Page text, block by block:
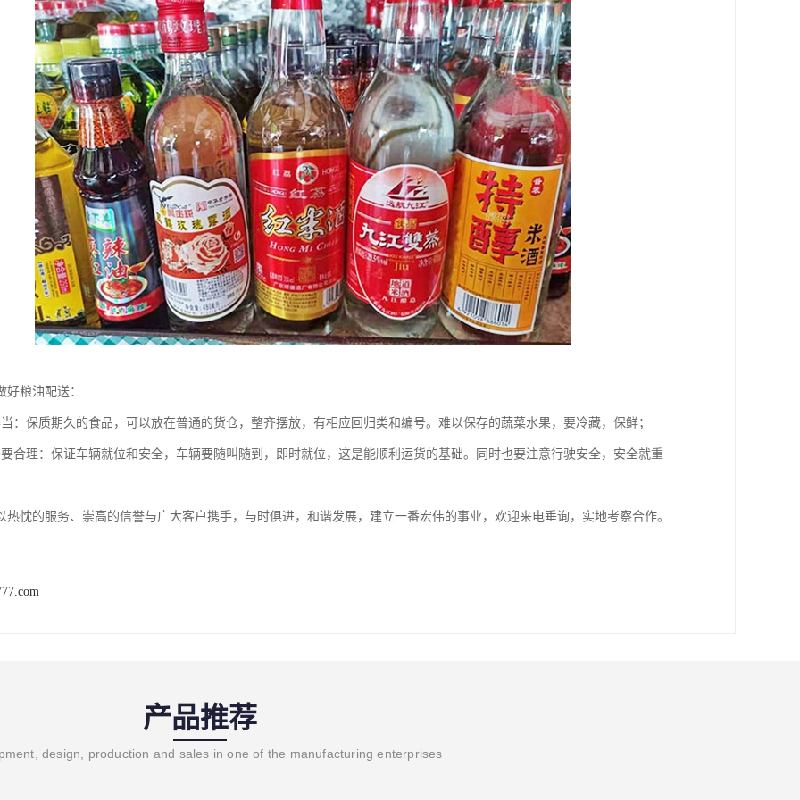
好粮油配送：
：保质期久的食品，可以放在普通的货仓，整齐摆放，有相应回归类和编号。难以保存的蔬菜水果，要冷藏，保鲜；
合理：保证车辆就位和安全，车辆要随叫随到，即时就位，这是能顺利运货的基础。同时也要注意行驶安全，安全就重
热忱的服务、崇高的信誉与广大客户携手，与时俱进，和谐发展，建立一番宏伟的事业，欢迎来电垂询，实地考察合作。
产品推荐
design, production and sales in one of the manufacturing enterprises